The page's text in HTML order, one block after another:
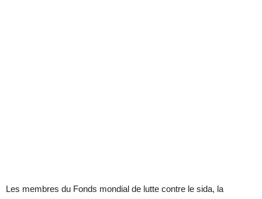
Les membres du Fonds mondial de lutte contre le sida, la